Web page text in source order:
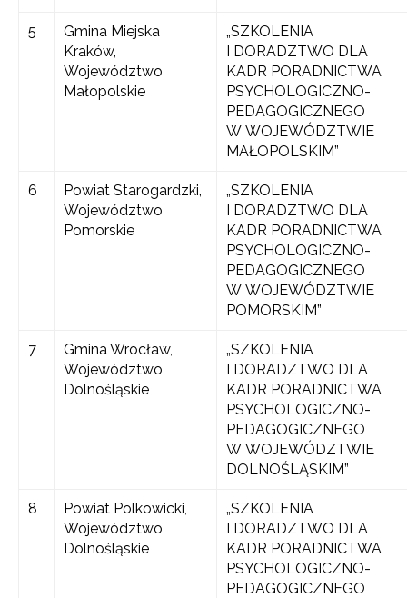
5
Gmina Miejska
Kraków,
Województwo
Małopolskie
„SZKOLENIA
I DORADZTWO DLA
KADR PORADNICTWA
PSYCHOLOGICZNO-
PEDAGOGICZNEGO
W WOJEWÓDZTWIE
MAŁOPOLSKIM”
6
Powiat Starogardzki,
Województwo
Pomorskie
„SZKOLENIA
I DORADZTWO DLA
KADR PORADNICTWA
PSYCHOLOGICZNO-
PEDAGOGICZNEGO
W WOJEWÓDZTWIE
POMORSKIM”
7
Gmina Wrocław,
Województwo
Dolnośląskie
„SZKOLENIA
I DORADZTWO DLA
KADR PORADNICTWA
PSYCHOLOGICZNO-
PEDAGOGICZNEGO
W WOJEWÓDZTWIE
DOLNOŚLĄSKIM”
8
Powiat Polkowicki,
Województwo
Dolnośląskie
„SZKOLENIA
I DORADZTWO DLA
KADR PORADNICTWA
PSYCHOLOGICZNO-
PEDAGOGICZNEGO